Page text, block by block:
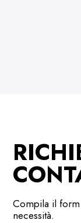
Compila il
necessità.